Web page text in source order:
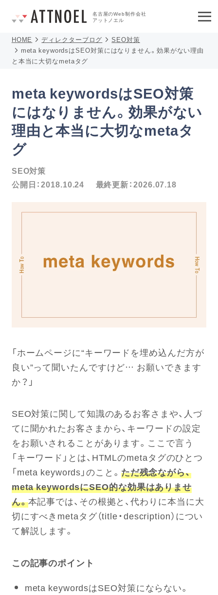
名古屋のWeb制作会社
アットノエル
HOME ディレクターブログ
SEO対策
meta keywordsはSEO対策にはなりません。効果がない理由
と本当に大切なmetaタグ
meta keywordsはSEO対策
にはなりません。効果がない
理由と本当に大切なmetaタ
グ
SEO対策
公開日：2018.10.24 最終更新：2026.07.18
「ホームページに“キーワードを埋め込んだ方が
良い”って聞いたんですけど… お願いできます
か？」
SEO対策に関して知識のあるお客さまや、人づ
てに聞かれたお客さまから、キーワードの設定
をお願いされることがあります。ここで言う
「キーワード」とは、HTMLのmetaタグのひとつ
「meta keywords」のこと。 ただ残念ながら、
meta keywordsにSEO的な効果はありませ
ん。本記事では、その根拠と、代わりに本当に大
切にすべきmetaタグ（title・description）につい
て解説します。
この記事のポイント
meta keywordsはSEO対策にならない。